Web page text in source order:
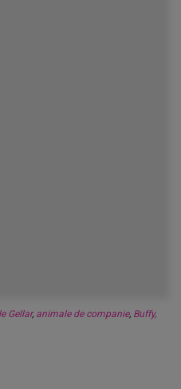
Gellar, animale de companie, Buffy,